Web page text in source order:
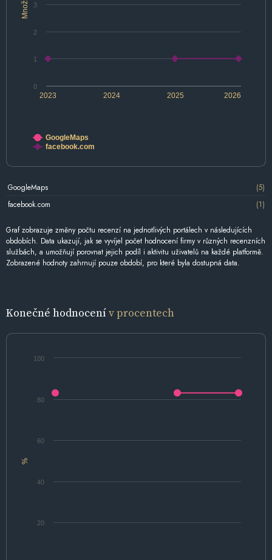
2024 2026
2023 2025
0
1
2
3
GoogleMaps
facebook.com
GoogleMaps
(5)
facebook.com
(1)
Graf zobrazuje změny počtu recenzí na jednotlivých portálech v následujících
obdobích. Data ukazují, jak se vyvíjel počet hodnocení firmy v různých recenzních
službách, a umožňují porovnat jejich podíl i aktivitu uživatelů na každé platformě.
Zobrazené hodnoty zahrnují pouze období, pro které byla dostupná data.
Konečné hodnocenív procentech
%
20
40
60
80
100